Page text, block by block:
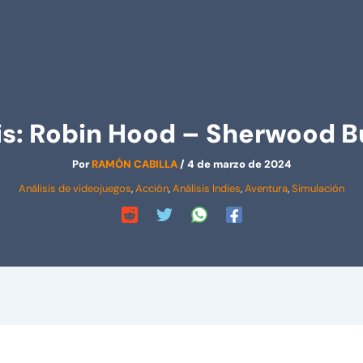
Robin Hood – Sherwood
PorRAMÓN CABILLA/4 de marzo de 2024
Análisis de videojuegos,Acción,Análisis Indies,Aventura,Simulación